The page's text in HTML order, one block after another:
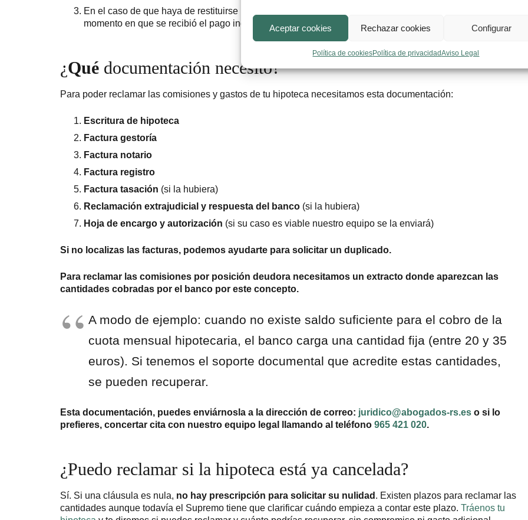
Aceptar cookies Rechazar cookies Configurar
Política de cookiesPolítica de privacidadAviso Legal
En el caso de que haya de restituirse una cantidad de dinero,
momento en que se recibió el pago indebido hasta su completo pago.
¿Qué documentación necesito?
Para poder reclamar las comisiones y gastos de tu hipoteca necesitamos esta documentación:
Escritura de hipoteca
Factura gestoría
Factura notario
Factura registro
Factura tasación (si la hubiera)
Reclamación extrajudicial y respuesta del banco (si la hubiera)
Hoja de encargo y autorización (si su caso es viable nuestro equipo se la enviará)
Si no localizas las facturas, podemos ayudarte para solicitar un duplicado.
Para reclamar las comisiones por posición deudora necesitamos un extracto donde aparezcan las
cantidades cobradas por el banco por este concepto.
A modo de ejemplo: cuando no existe saldo suficiente para el cobro de la
cuota mensual hipotecaria, el banco carga una cantidad fija (entre 20 y 35
euros). Si tenemos el soporte documental que acredite estas cantidades,
se pueden recuperar.
Esta documentación, puedes enviárnosla a la dirección de correo: juridico@abogados-rs.es o si lo
prefieres, concertar cita con nuestro equipo legal llamando al teléfono 965 421 020.
¿Puedo reclamar si la hipoteca está ya cancelada?
Sí. Si una cláusula es nula, no hay prescripción para solicitar su nulidad . Existen plazos para reclamar las
cantidades aunque todavía el Supremo tiene que clarificar cuándo empieza a contar este plazo. Tráenos tu